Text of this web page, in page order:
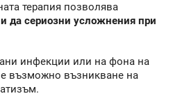
терапия позволява
да сериозни усложнения при
инфекции или на фона на
възможно възникване на